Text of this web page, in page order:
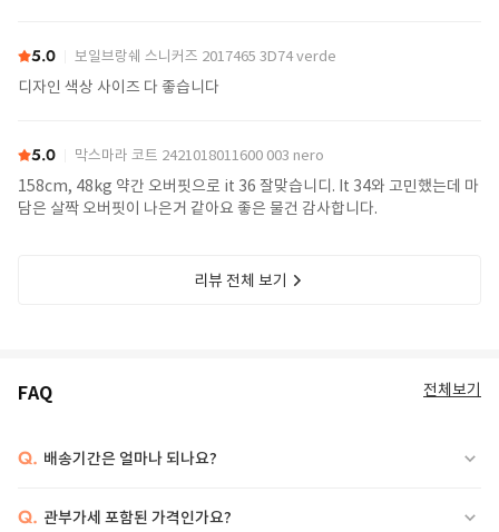
5.0 보일브랑쉐 스니커즈 2017465 3D74 verde
디자인 색상 사이즈 다 좋습니다
5.0 막스마라 코트 2421018011600 003 nero
158cm, 48kg 약간 오버핏으로 it 36 잘맞습니디. It 34와 고민했는데 마
담은 살짝 오버핏이 나은거 같아요 좋은 물건 감사합니다.
리뷰 전체 보기
FAQ 전체보기
Q. 배송기간은 얼마나 되나요?
Q. 관부가세 포함된 가격인가요?